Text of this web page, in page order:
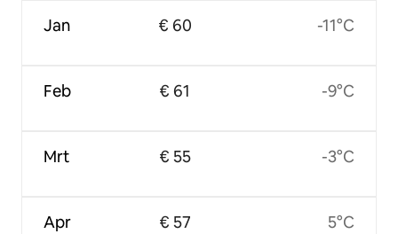
Jan
Feb
Mrt
Apr
€ 60
€ 61
€ 55
€ 57
-11°C
-9°C
-3°C
5°C